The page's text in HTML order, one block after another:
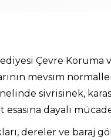
Çevre Koruma
mevsim
sivrisinek,
esasına dayalı
dereler ve baraj